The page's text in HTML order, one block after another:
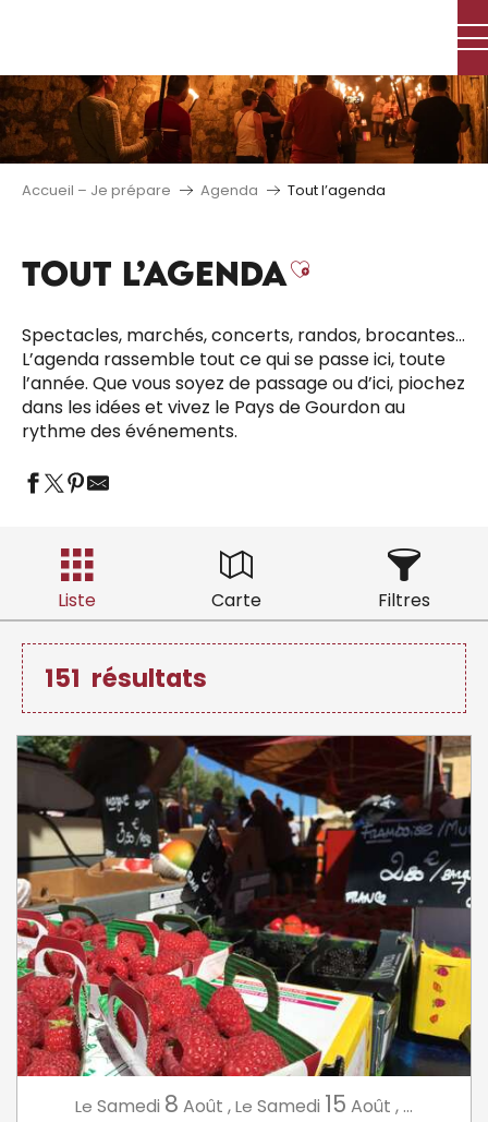
principal
Accueil – Je prépare Agenda Tout l’agenda
TOUT L’AGENDAAjouter aux
Spectacles, marchés, concerts, randos, brocantes…
L’agenda rassemble tout ce qui se passe ici, toute
l’année. Que vous soyez de passage ou d’ici, piochez
dans les idées et vivez le Pays de Gourdon au
rythme des événements.
Liste Carte Filtres
151 résultats
Le Samedi 8 Août ,Le Samedi 15 Août , ...